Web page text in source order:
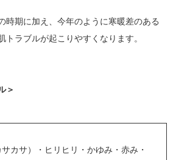
時期に加え、今年のように寒暖差のある
ラブルが起こりやすくなります。
＞
カサ）・ヒリヒリ・かゆみ・赤み・